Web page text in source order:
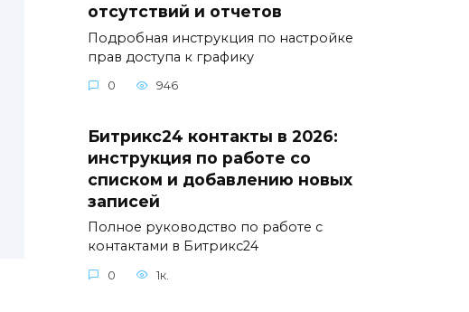
отсутствий и отчетов
Подробная инструкция по настройке
прав доступа к графику
0 946
Битрикс24 контакты в 2026:
инструкция по работе со
списком и добавлению новых
записей
Полное руководство по работе с
контактами в Битрикс24
0 1к.